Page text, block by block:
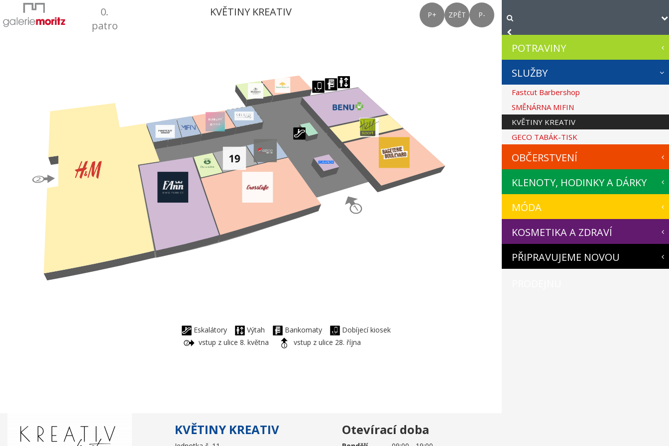
0.
patro
KVĚTINY KREATIV P-
ZPĚT
P+
Eskalátory Výtah Bankomaty
Dobíjecí kiosek
vstup z ulice 8. května
vstup z ulice 28. října
KVĚTINY KREATIV Otevírací doba
POTRAVINY
SLUŽBY
Fastcut Barbershop
SMĚNÁRNA MIFIN
KVĚTINY KREATIV
GECO TABÁK-TISK
OBČERSTVENÍ
KLENOTY, HODINKY A DÁRKY
MÓDA
KOSMETIKA A ZDRAVÍ
PŘIPRAVUJEME NOVOU